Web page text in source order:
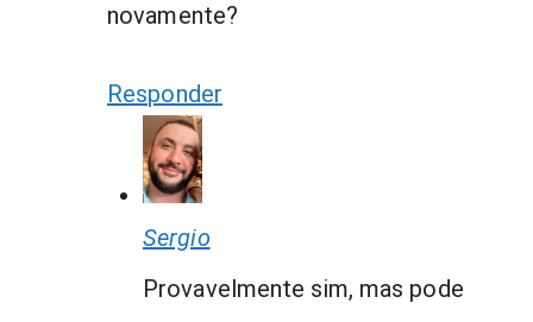
novamente?
Responder
Sergio
Provavelmente sim, mas pode